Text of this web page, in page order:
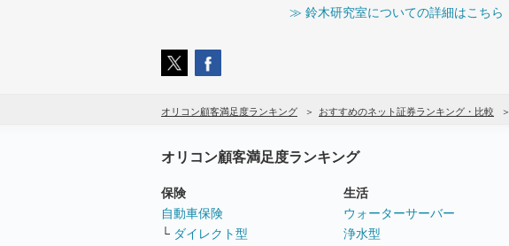
≫ 鈴木研究室についての詳細はこちら
オリコン顧客満足度ランキング おすすめのネット証券ランキング・比較
オリコン顧客満足度ランキング
保険
自動車保険
└ ダイレクト型
生活
ウォーターサーバー
浄水型